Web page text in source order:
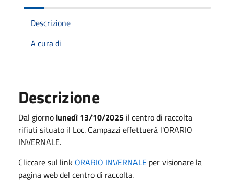
Descrizione
A cura di
Descrizione
Dal giorno lunedì 13/10/2025 il centro di raccolta
rifiuti situato il Loc. Campazzi effettuerà l'ORARIO
INVERNALE.
Cliccare sul link ORARIO INVERNALE per visionare la
pagina web del centro di raccolta.